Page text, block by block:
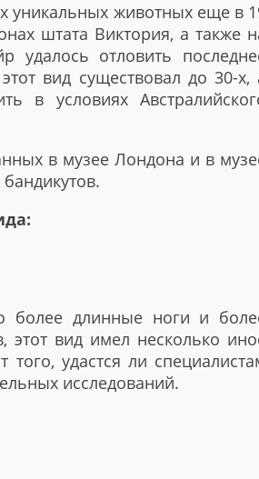
уникальных животных еще в
штата Виктория, а также
удалось отловить
вид существовал до 30-х,
в условиях
в музее Лондона и в
более длинные ноги и
этот вид имел несколько
удастся ли
исследований.